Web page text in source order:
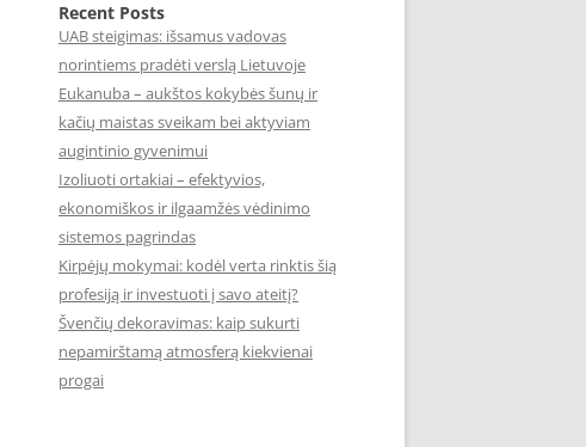
Recent Posts
UAB steigimas: išsamus vadovas
norintiems pradėti verslą Lietuvoje
Eukanuba – aukštos kokybės šunų ir
kačių maistas sveikam bei aktyviam
augintinio gyvenimui
Izoliuoti ortakiai – efektyvios,
ekonomiškos ir ilgaamžės vėdinimo
sistemos pagrindas
Kirpėjų mokymai: kodėl verta rinktis šią
profesiją ir investuoti į savo ateitį?
Švenčių dekoravimas: kaip sukurti
nepamirštamą atmosferą kiekvienai
progai